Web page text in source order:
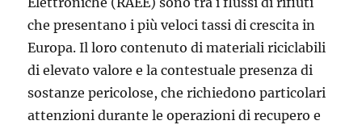
che presentano i più veloci tassi di crescita in
Europa. Il loro contenuto di materiali riciclabili
di elevato valore e la contestuale presenza di
sostanze pericolose, che richiedono particolari
attenzioni durante le operazioni di recupero e